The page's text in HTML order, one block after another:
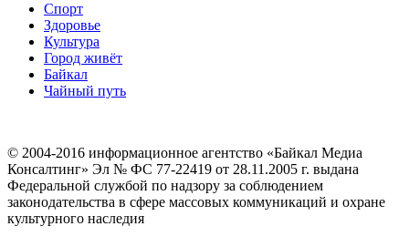
Cпорт
Здоровье
Культура
Город живёт
Байкал
Чайный путь
© 2004-2016 информационное агентство «Байкал Медиа
Консалтинг» Эл № ФС 77-22419 от 28.11.2005 г. выдана
Федеральной службой по надзору за соблюдением
законодательства в сфере массовых коммуникаций и охране
культурного наследия